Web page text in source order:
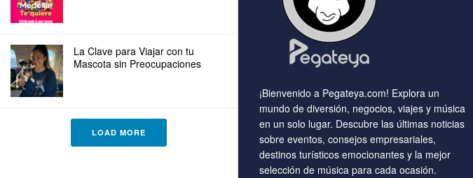
La Clave para Viajar con tu
Mascota sin Preocupaciones
LOAD MORE
¡Bienvenido a Pegateya.com! Explora un
mundo de diversión, negocios, viajes y música
en un solo lugar. Descubre las últimas noticias
sobre eventos, consejos empresariales,
destinos turísticos emocionantes y la mejor
selección de música para cada ocasión.